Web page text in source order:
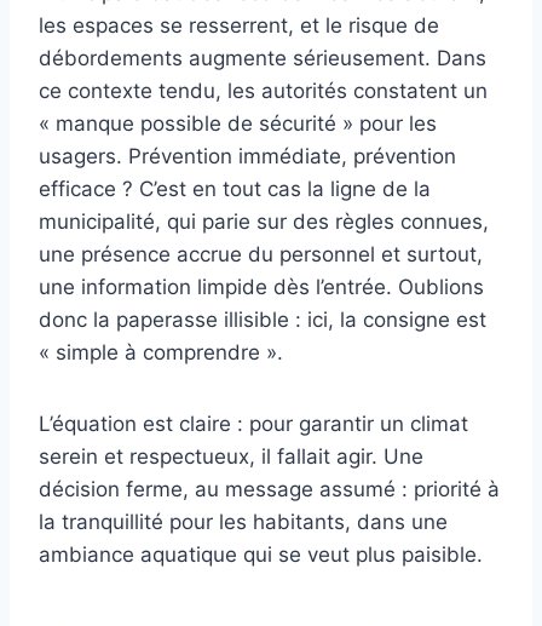
les espaces se resserrent, et le risque de
débordements augmente sérieusement. Dans
ce contexte tendu, les autorités constatent un
« manque possible de sécurité » pour les
usagers. Prévention immédiate, prévention
efficace ? C’est en tout cas la ligne de la
municipalité, qui parie sur des règles connues,
une présence accrue du personnel et surtout,
une information limpide dès l’entrée. Oublions
donc la paperasse illisible : ici, la consigne est
« simple à comprendre ».
L’équation est claire : pour garantir un climat
serein et respectueux, il fallait agir. Une
décision ferme, au message assumé : priorité à
la tranquillité pour les habitants, dans une
ambiance aquatique qui se veut plus paisible.